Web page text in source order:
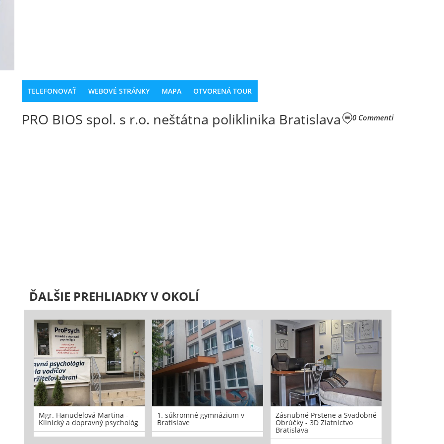
TELEFONOVAŤ WEBOVÉ STRÁNKY MAPA OTVORENÁ TOUR
0 Commenti
PRO BIOS spol. s r.o. neštátna poliklinika Bratislava
ĎALŠIE PREHLIADKY V OKOLÍ
Mgr. Hanudelová Martina -
Klinický a dopravný psychológ
1. súkromné gymnázium v
Bratislave
Zásnubné Prstene a Svadobné
Obrúčky - 3D Zlatníctvo
Bratislava